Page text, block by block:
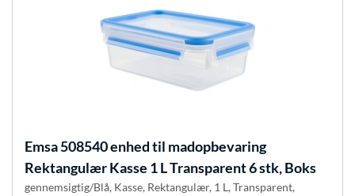
Emsa508540 enhed til madopbevaring
Rektangulær Kasse 1 L Transparent 6 stk, Boks
gennemsigtig/Blå, Kasse, Rektangulær, 1 L, Transparent,